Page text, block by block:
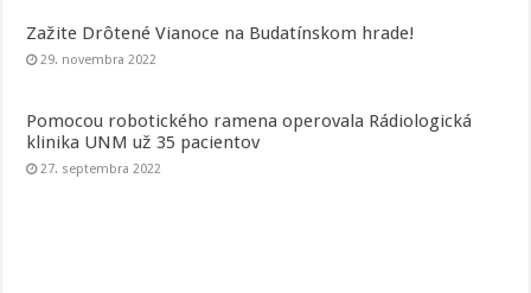
Zažite Drôtené Vianoce na Budatínskom hrade!
29. novembra 2022
Pomocou robotického ramena operovala Rádiologická
klinika UNM už 35 pacientov
27. septembra 2022